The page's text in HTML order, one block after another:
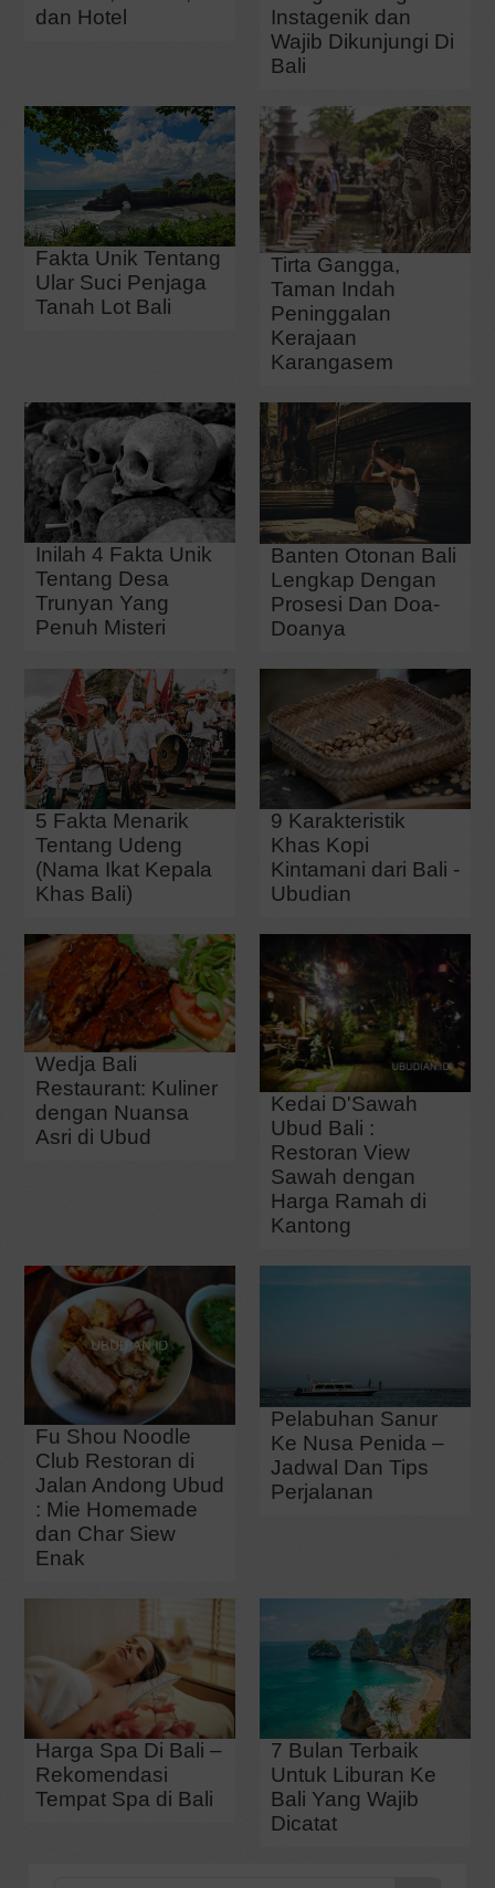
dan Hotel
Instagenik dan
Wajib Dikunjungi Di
Bali
Fakta Unik Tentang
Ular Suci Penjaga
Tanah Lot Bali
Tirta Gangga,
Taman Indah
Peninggalan
Kerajaan
Karangasem
Inilah 4 Fakta Unik
Tentang Desa
Trunyan Yang
Penuh Misteri
Banten Otonan Bali
Lengkap Dengan
Prosesi Dan Doa-
Doanya
5 Fakta Menarik
Tentang Udeng
(Nama Ikat Kepala
Khas Bali)
9 Karakteristik
Khas Kopi
Kintamani dari Bali -
Ubudian
Wedja Bali
Restaurant: Kuliner
dengan Nuansa
Asri di Ubud
Kedai D'Sawah
Ubud Bali :
Restoran View
Sawah dengan
Harga Ramah di
Kantong
Fu Shou Noodle
Club Restoran di
Jalan Andong Ubud
: Mie Homemade
dan Char Siew
Enak
Pelabuhan Sanur
Ke Nusa Penida –
Jadwal Dan Tips
Perjalanan
Harga Spa Di Bali –
Rekomendasi
Tempat Spa di Bali
7 Bulan Terbaik
Untuk Liburan Ke
Bali Yang Wajib
Dicatat